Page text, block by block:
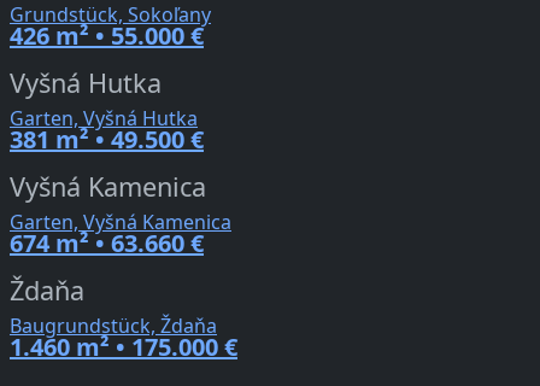
Grundstück, Sokoľany
426 m² • 55.000 €
Vyšná Hutka
Garten, Vyšná Hutka
381 m² • 49.500 €
Vyšná Kamenica
Garten, Vyšná Kamenica
674 m² • 63.660 €
Ždaňa
Baugrundstück, Ždaňa
1.460 m² • 175.000 €